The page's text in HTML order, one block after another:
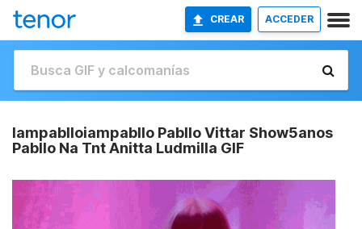
CREAR ACCEDER
Iampablloiampabllo Pabllo Vittar Show5anos
Pabllo Na Tnt Anitta Ludmilla GIF